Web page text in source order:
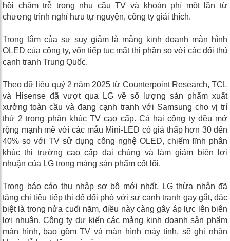
hồi chậm trễ trong nhu cầu TV và khoản phí một lần từ
chương trình nghỉ hưu tự nguyện, công ty giải thích.
Trọng tâm của sự suy giảm là mảng kinh doanh màn hình
OLED của công ty, vốn tiếp tục mất thị phần so với các đối thủ
cạnh tranh Trung Quốc.
Theo dữ liệu quý 2 năm 2025 từ Counterpoint Research, TCL
và Hisense đã vượt qua LG về số lượng sản phẩm xuất
xưởng toàn cầu và đang cạnh tranh với Samsung cho vị trí
thứ 2 trong phân khúc TV cao cấp. Cả hai công ty đều mở
rộng mạnh mẽ với các mẫu Mini-LED có giá thấp hơn 30 đến
40% so với TV sử dụng công nghệ OLED, chiếm lĩnh phân
khúc thị trường cao cấp đại chúng và làm giảm biên lợi
nhuận của LG trong mảng sản phẩm cốt lõi.
Trong báo cáo thu nhập sơ bộ mới nhất, LG thừa nhận đã
tăng chi tiêu tiếp thị để đối phó với sự cạnh tranh gay gắt, đặc
biệt là trong nửa cuối năm, điều này càng gây áp lực lên biên
lợi nhuận. Công ty dự kiến ​​các mảng kinh doanh sản phẩm
màn hình, bao gồm TV và màn hình máy tính, sẽ ghi nhận